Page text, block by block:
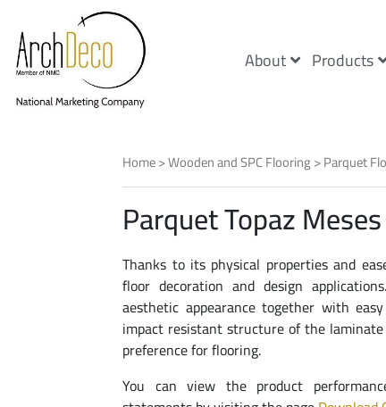
About Products
Home>Wooden and SPC Flooring>Parquet
Parquet Topaz
Thanks to its physical properties and
floor decoration and design
aesthetic appearance together with
impact resistant structure of the
preference for flooring.
You can view the product